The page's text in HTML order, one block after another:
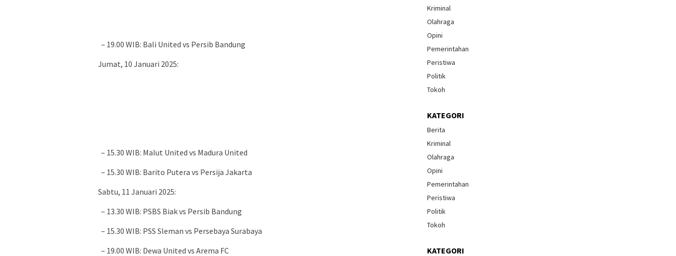
– 19.00 WIB: Bali United vs Persib Bandung
Jumat, 10 Januari 2025:
– 15.30 WIB: Malut United vs Madura United
– 15.30 WIB: Barito Putera vs Persija Jakarta
Sabtu, 11 Januari 2025:
– 13.30 WIB: PSBS Biak vs Persib Bandung
– 15.30 WIB: PSS Sleman vs Persebaya Surabaya
– 19.00 WIB: Dewa United vs Arema FC
Kriminal
Olahraga
Opini
Pemerintahan
Peristiwa
Politik
Tokoh
KATEGORI
Berita
Kriminal
Olahraga
Opini
Pemerintahan
Peristiwa
Politik
Tokoh
KATEGORI